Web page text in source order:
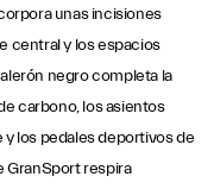
unas incisiones
central y los espacios
negro completa la
carbono, los asientos
los pedales deportivos de
GranSport respira